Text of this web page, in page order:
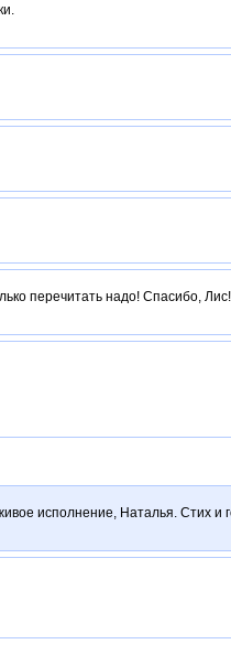
перечитать надо! Спасибо, Лис!
исполнение, Наталья. Стих и